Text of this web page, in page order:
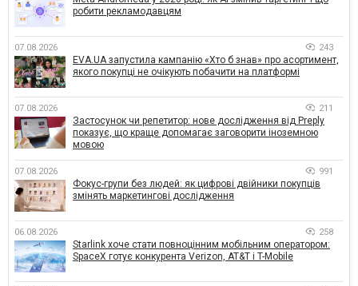
робити рекламодавцям
07.08.2026 243
EVA.UA запустила кампанію «Хто б знав» про асортимент,
якого покупці не очікують побачити на платформі
07.08.2026 211
Застосунок чи репетитор: нове дослідження від Preply
показує, що краще допомагає заговорити іноземною
мовою
07.08.2026 991
Фокус-групи без людей: як цифрові двійники покупців
змінять маркетингові дослідження
06.08.2026 258
Starlink хоче стати повноцінним мобільним оператором:
SpaceX готує конкурента Verizon, AT&T і T-Mobile